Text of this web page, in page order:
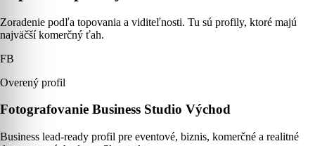
Zoradenie podľa topovania a viditeľnosti. Tu sú profily, ktoré majú
najväčší komerčný ťah.
FB
Overený profil
Fotografovanie Business Studio Východ
Business lead-ready profil pre eventové, biznis, komerčné a realitné